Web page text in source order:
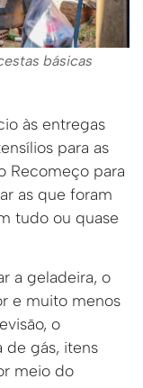
básicas
às entregas
para as
Recomeço para
as que foram
tudo ou quase
a geladeira, o
e muito menos
o
de gás, itens
meio do